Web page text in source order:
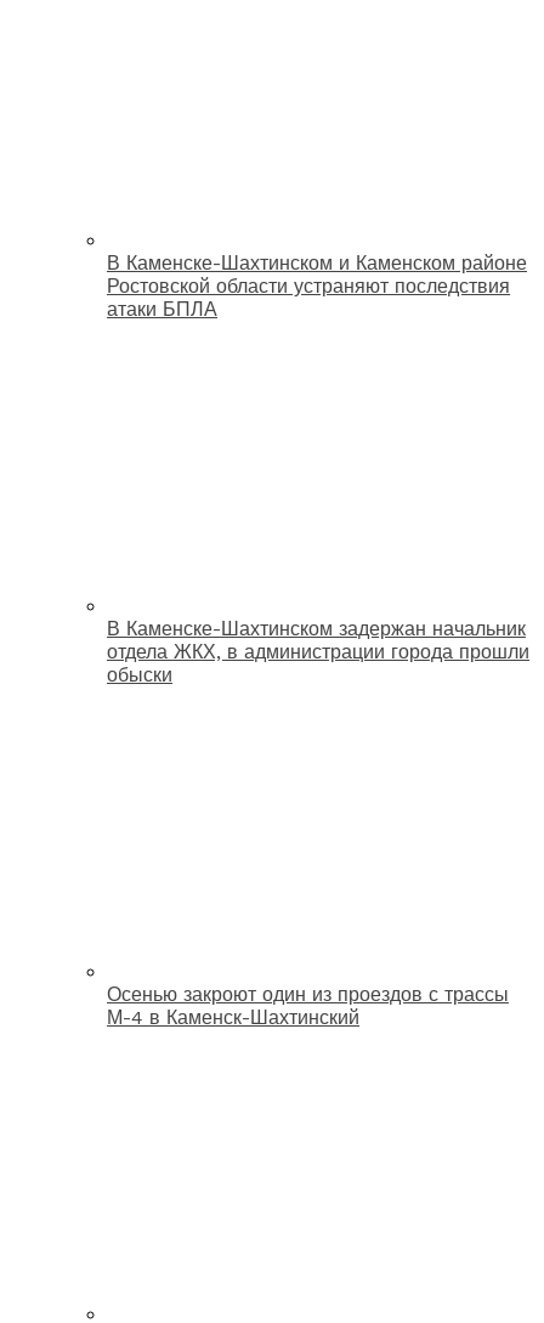
В Каменске-Шахтинском и Каменском районе
Ростовской области устраняют последствия
атаки БПЛА
В Каменске-Шахтинском задержан начальник
отдела ЖКХ, в администрации города прошли
обыски
Осенью закроют один из проездов с трассы
М-4 в Каменск-Шахтинский